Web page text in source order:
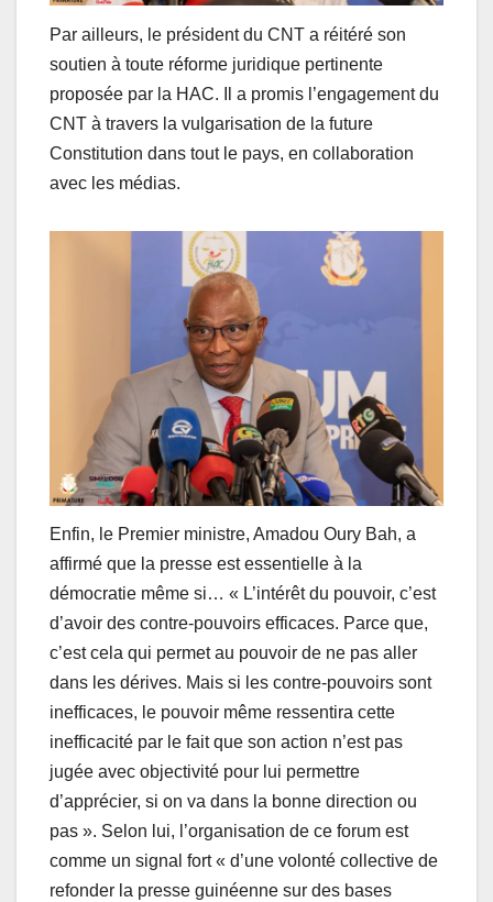
Par ailleurs, le président du CNT a réitéré son
soutien à toute réforme juridique pertinente
proposée par la HAC. Il a promis l’engagement du
CNT à travers la vulgarisation de la future
Constitution dans tout le pays, en collaboration
avec les médias.
Enfin, le Premier ministre, Amadou Oury Bah, a
affirmé que la presse est essentielle à la
démocratie même si… « L’intérêt du pouvoir, c’est
d’avoir des contre-pouvoirs efficaces. Parce que,
c’est cela qui permet au pouvoir de ne pas aller
dans les dérives. Mais si les contre-pouvoirs sont
inefficaces, le pouvoir même ressentira cette
inefficacité par le fait que son action n’est pas
jugée avec objectivité pour lui permettre
d’apprécier, si on va dans la bonne direction ou
pas ». Selon lui, l’organisation de ce forum est
comme un signal fort « d’une volonté collective de
refonder la presse guinéenne sur des bases